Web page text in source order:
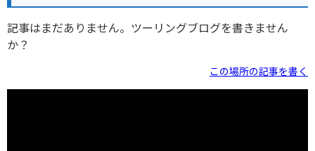
記事はまだありません。ツーリングブログを書きません
か？
この場所の記事を書く